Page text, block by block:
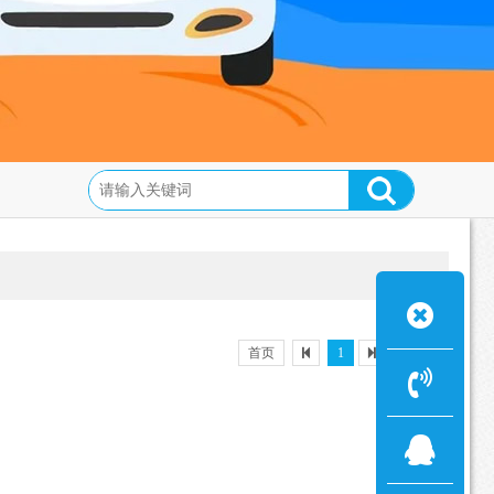
首页 1 最后